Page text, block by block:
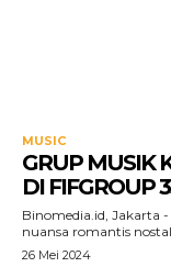
MUSIC
GRUP MUSIK
DI FIFGROUP
Binomedia.id, Jakarta
nuansa romantis
26 Mei 2024